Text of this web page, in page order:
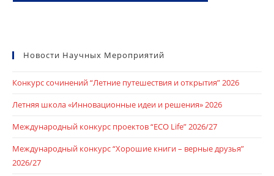
Новости Научных Мероприятий
Конкурс сочинений “Летние путешествия и открытия” 2026
Летняя школа «Инновационные идеи и решения» 2026
Международный конкурс проектов “ECO Life” 2026/27
Международный конкурс “Хорошие книги – верные друзья”
2026/27